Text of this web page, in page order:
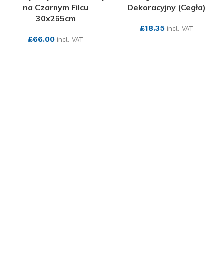
na Czarnym Filcu
30x265cm
£66.00 incl. VAT
Dekoracyjny (Cegła)
£18.35 incl. VAT